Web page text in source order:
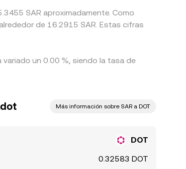
SAR aproximadamente. Como
un 0.00 %, siendo la tasa de
Más información sobre SAR a DOT
DOT
0.32583 DOT